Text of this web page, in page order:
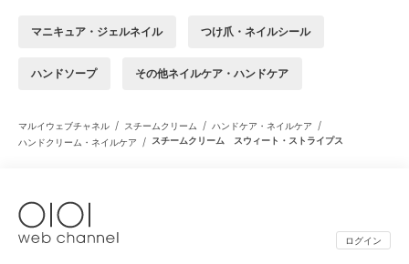
マニキュア・ジェルネイル つけ爪・ネイルシール
ハンドソープ その他ネイルケア・ハンドケア
マルイウェブチャネル / スチームクリーム / ハンドケア・ネイルケア /
ハンドクリーム・ネイルケア / スチームクリーム スウィート・ストライプス
ログイン